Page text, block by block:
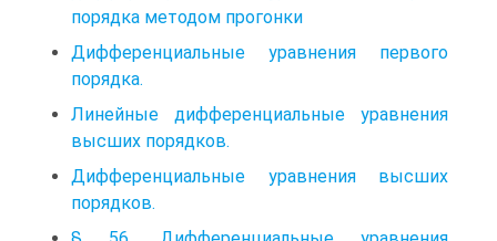
дифференциального уравнения второго
порядка методом прогонки
Дифференциальные уравнения первого
порядка.
Линейные дифференциальные уравнения
высших порядков.
Дифференциальные уравнения высших
порядков.